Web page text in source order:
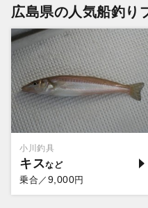
広島県の人気船釣り
小川釣具
キス
乗合／ 9,000円